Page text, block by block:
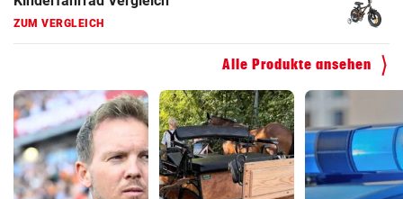
ZUM VERGLEICH
Alle Produkte ansehen